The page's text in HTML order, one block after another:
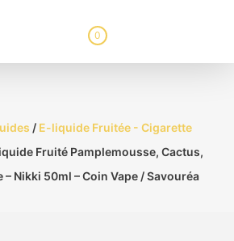
0
/ E-liquide Fruitée - Cigarette
Fruité Pamplemousse, Cactus,
– Nikki 50ml – Coin Vape / Savouréa